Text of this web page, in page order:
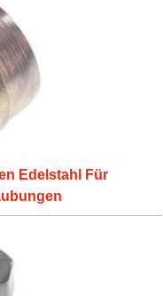
Edelstahl Für